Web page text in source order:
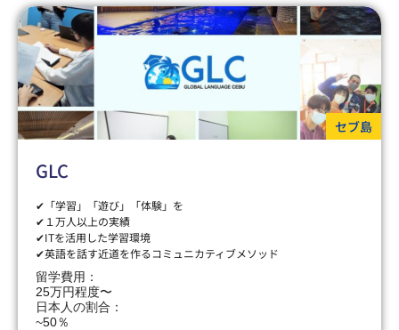
セブ島
GLC
✔「学習」「遊び」「体験」を
✔１万人以上の実績
✔ITを活用した学習環境
✔英語を話す近道を作るコミュニカティブメソッド
留学費用：
25万円程度〜
日本人の割合：
~50％